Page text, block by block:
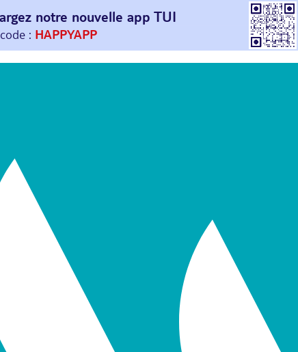
notre nouvelle app TUI
de 30€ offerts*sur votreprochain
: HAPPYAPP